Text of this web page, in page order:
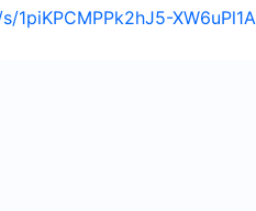
1piKPCMPPk2hJ5-XW6uPl1A